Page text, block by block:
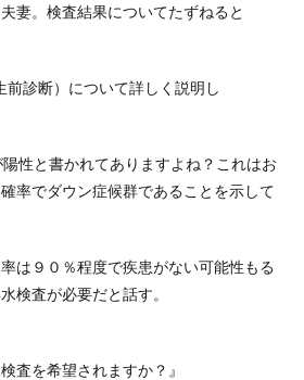
妻。検査結果についてたずねると
診断）について詳しく説明し
性と書かれてありますよね？これはお
率でダウン症候群であることを示して
は９０％程度で疾患がない可能性もる
検査が必要だと話す。
査を希望されますか？』